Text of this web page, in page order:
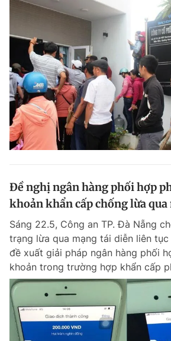
Đề nghị ngân hàng phối hợp
khoản khẩn cấp chống lừa qua
Sáng 22.5, Công an TP. Đà Nẵng
trạng lừa qua mạng tái diễn liên
đề xuất giải pháp ngân hàng phối
khoản trong trường hợp khẩn cấp